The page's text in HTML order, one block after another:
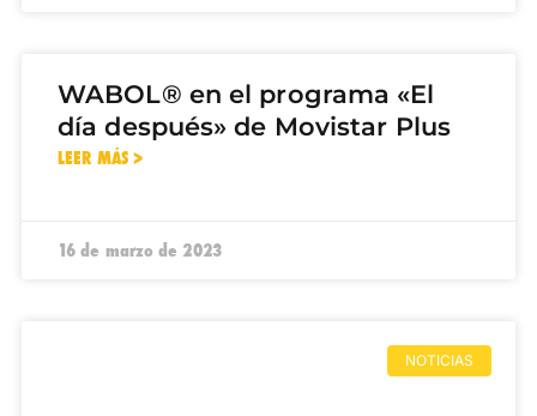
WABOL® en el programa «El
día después» de Movistar Plus
LEER MÁS >
16 de marzo de 2023
NOTICIAS